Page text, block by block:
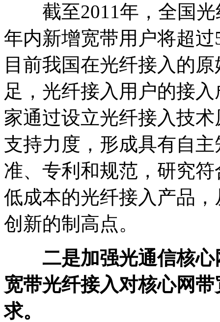
截至2011年，全国光
年内新增宽带用户将超
目前我国在光纤接入的
足，光纤接入用户的接
家通过设立光纤接入技
支持力度，形成具有自
准、专利和规范，研究
低成本的光纤接入产品
创新的制高点。
二是加强光通信核
宽带光纤接入对核心网
求。